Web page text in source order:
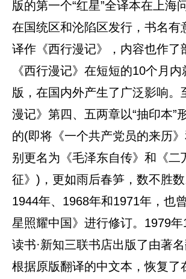
版的第一个“红星”全译本在上海
在国统区和沦陷区发行，书名有
译作《西行漫记》，内容也作了
《西行漫记》在短短的10个月
版，在国内外产生了广泛影响。
漫记》第四、五两章以“抽印本”
的(即将《一个共产党员的来历
别更名为《毛泽东自传》和《二
征》)，更如雨后春笋，数不胜
1944年、1968年和1971年，也
星照耀中国》进行修订。1979年
读书·新知三联书店出版了由著
根据原版翻译的中文本，恢复了